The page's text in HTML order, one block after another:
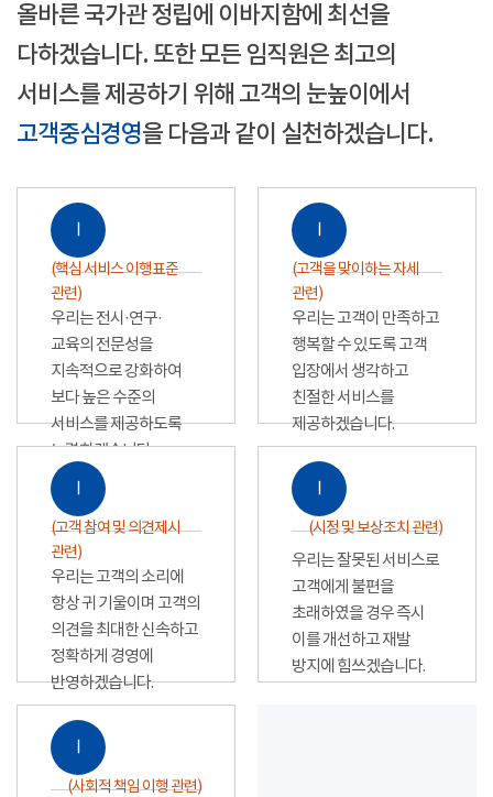
올바른 국가관 정립에 이바지함에 최선을
다하겠습니다. 또한 모든 임직원은 최고의
서비스를 제공하기 위해 고객의 눈높이에서
고객중심경영을 다음과 같이 실천하겠습니다.
Ⅰ
(핵심 서비스 이행표준
관련)
우리는 전시·연구·
교육의 전문성을
지속적으로 강화하여
보다 높은 수준의
서비스를 제공하도록
노력하겠습니다.
Ⅰ
(고객을 맞이하는 자세
관련)
우리는 고객이 만족하고
행복할 수 있도록 고객
입장에서 생각하고
친절한 서비스를
제공하겠습니다.
Ⅰ
(고객 참여 및 의견제시
관련)
우리는 고객의 소리에
항상 귀 기울이며 고객의
의견을 최대한 신속하고
정확하게 경영에
반영하겠습니다.
Ⅰ
(시정 및 보상조치 관련)
우리는 잘못된 서비스로
고객에게 불편을
초래하였을 경우 즉시
이를 개선하고 재발
방지에 힘쓰겠습니다.
Ⅰ
(사회적 책임 이행 관련)